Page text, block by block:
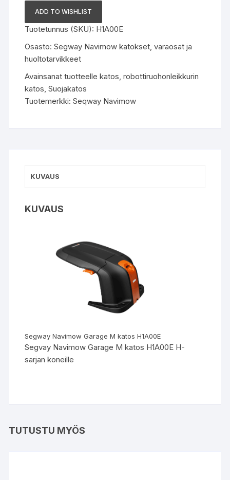
katos
H1A00E
määrä
ADD TO WISHLIST
Tuotetunnus (SKU): H1A00E
Osasto:Segway Navimow katokset, varaosat ja
huoltotarvikkeet
Avainsanat tuotteellekatos,robottiruohonleikkurin
katos,Suojakatos
Tuotemerkki:Seqway Navimow
KUVAUS
KUVAUS
Segway Navimow Garage M katos H1A00E
Segvay Navimow Garage M katos H1A00E H-
sarjan koneille
TUTUSTU MYÖS